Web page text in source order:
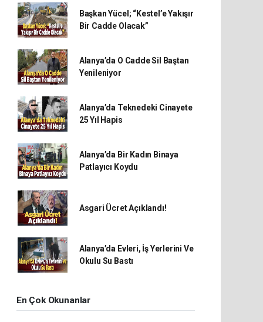
Başkan Yücel; “Kestel’e Yakışır
Bir Cadde Olacak”
Alanya’da O Cadde Sil Baştan
Yenileniyor
Alanya’da Teknedeki Cinayete
25 Yıl Hapis
Alanya’da Bir Kadın Binaya
Patlayıcı Koydu
Asgari Ücret Açıklandı!
Alanya’da Evleri, İş Yerlerini Ve
Okulu Su Bastı
En Çok Okunanlar